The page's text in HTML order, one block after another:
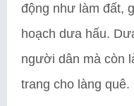
động như làm đất,
hoạch dưa hấu.
người dân mà còn
trang cho làng quê.